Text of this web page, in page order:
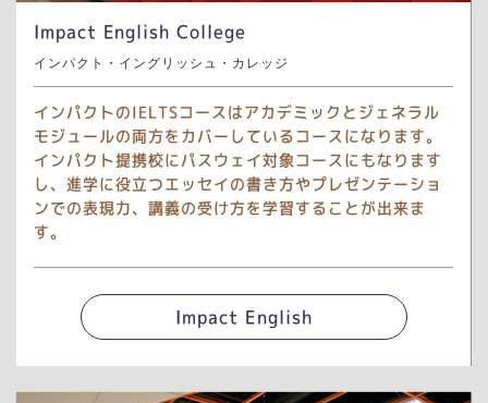
Impact English College
インパクト・イングリッシュ・カレッジ
インパクトのIELTSコースはアカデミックとジェネラル
モジュールの両方をカバーしているコースになります。
インパクト提携校にパスウェイ対象コースにもなります
し、進学に役立つエッセイの書き方やプレゼンテーショ
ンでの表現力、講義の受け方を学習することが出来ま
す。
Impact English